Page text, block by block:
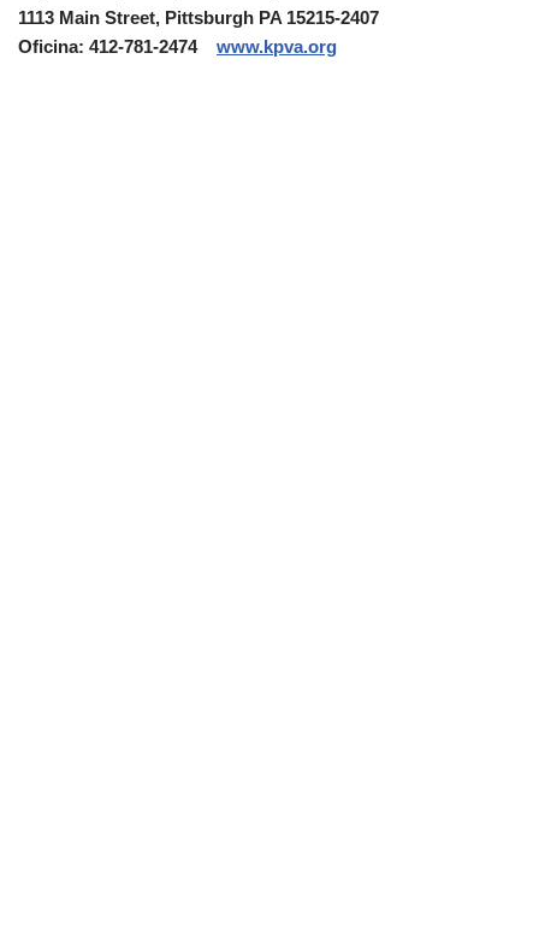
1113 Main Street, Pittsburgh PA 15215-2407
Oficina: 412-781-2474 www.kpva.org